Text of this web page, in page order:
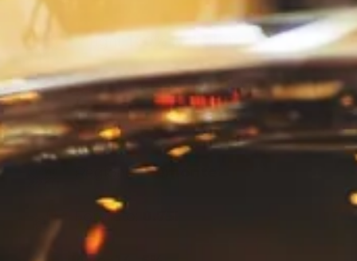
Vitigni: 100% Nebbiolo
Categoria:Barolo DOCG
Nazione:Italia
Regione:Piemonte
Formato: